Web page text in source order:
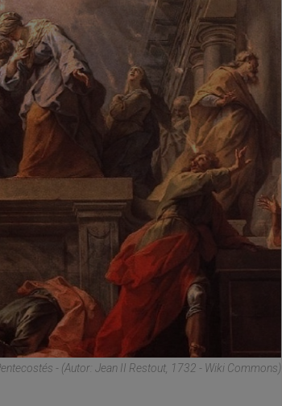
- (Autor: Jean II Restout, 1732 - Wiki Commons)